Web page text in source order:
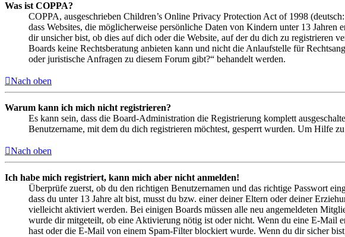
Was ist COPPA?
COPPA, ausgeschrieben Children’s Online Privacy Protection Act of 1998
dass Websites, die möglicherweise persönliche Daten von Kindern unter 13
dir unsicher bist, ob dies auf dich oder die Website, auf der du dich zu registrieren
Boards keine Rechtsberatung anbieten kann und nicht die Anlaufstelle für
oder juristische Anfragen zu diesem Forum gibt?“ behandelt werden.
Nach oben
Warum kann ich mich nicht registrieren?
Es kann sein, dass die Board-Administration die Registrierung komplett
Benutzername, mit dem du dich registrieren möchtest, gesperrt wurden. Um Hilfe
Nach oben
Ich habe mich registriert, kann mich aber nicht anmelden!
Überprüfe zuerst, ob du den richtigen Benutzernamen und das richtige Passwort
dass du unter 13 Jahre alt bist, musst du bzw. einer deiner Eltern oder deiner
vielleicht aktiviert werden. Bei einigen Boards müssen alle neu angemeldeten
wurde dir mitgeteilt, ob eine Aktivierung nötig ist oder nicht. Wenn du eine E-Mail
hast oder die E-Mail von einem Spam-Filter blockiert wurde. Wenn du dir sicher